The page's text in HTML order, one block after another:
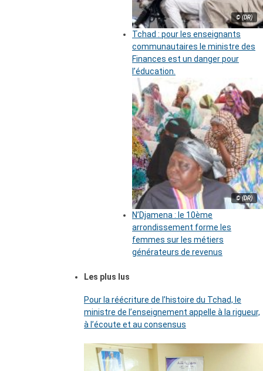
© (DR)
Tchad : pour les enseignants
communautaires le ministre des
Finances est un danger pour
l’éducation.
© (DR)
N’Djamena : le 10ème
arrondissement forme les
femmes sur les métiers
générateurs de revenus
Les plus lus
Pour la réécriture de l’histoire du Tchad, le
ministre de l’enseignement appelle à la rigueur,
à l’écoute et au consensus